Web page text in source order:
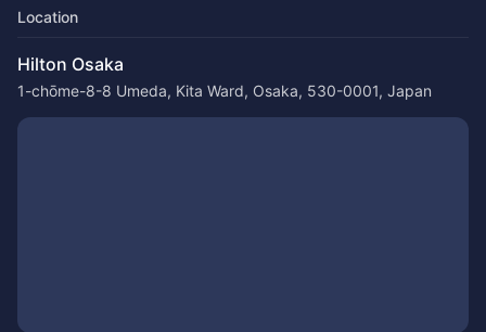
Location
Hilton Osaka
1-chōme-8-8 Umeda, Kita Ward, Osaka, 530-0001, Japan